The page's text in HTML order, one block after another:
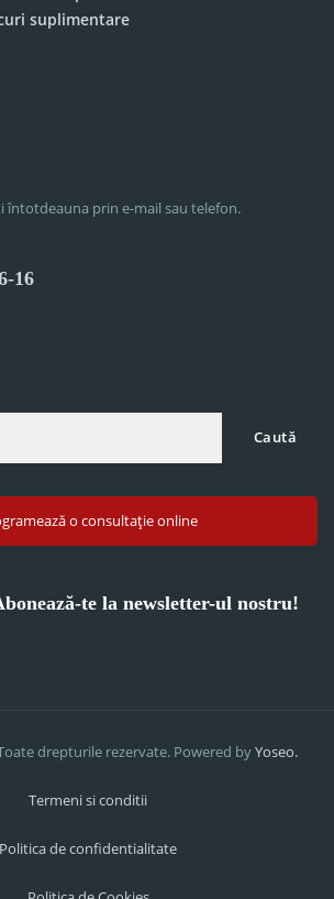
suplimentare
întotdeauna prin e-mail sau telefon.
16
Caută
o consultație online
te la newsletter-ul nostru!
drepturile rezervate. Powered byYoseo.
Termeni si conditii
Politica de confidentialitate